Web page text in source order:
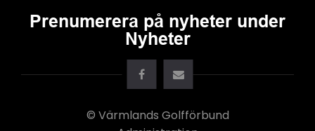
Prenumerera på nyheter under
Nyheter
© Värmlands Golfförbund